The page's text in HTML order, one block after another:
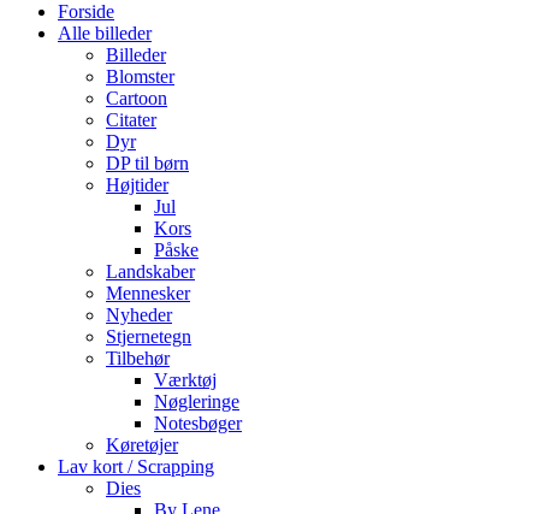
Forside
Alle billeder
Billeder
Blomster
Cartoon
Citater
Dyr
DP til børn
Højtider
Jul
Kors
Påske
Landskaber
Mennesker
Nyheder
Stjernetegn
Tilbehør
Værktøj
Nøgleringe
Notesbøger
Køretøjer
Lav kort / Scrapping
Dies
By Lene